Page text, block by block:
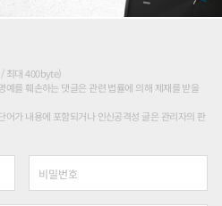
최대 400byte)
예를 훼손하는 댓글은 관련 법률에 의해 제재를 받을
어가 내용에 포함되거나 인신공격성 글은 관리자의 판